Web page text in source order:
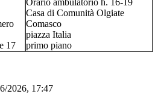
17
Casa di Comunità Olgiate
Comasco
piazza Italia
primo piano
2026, 17:47